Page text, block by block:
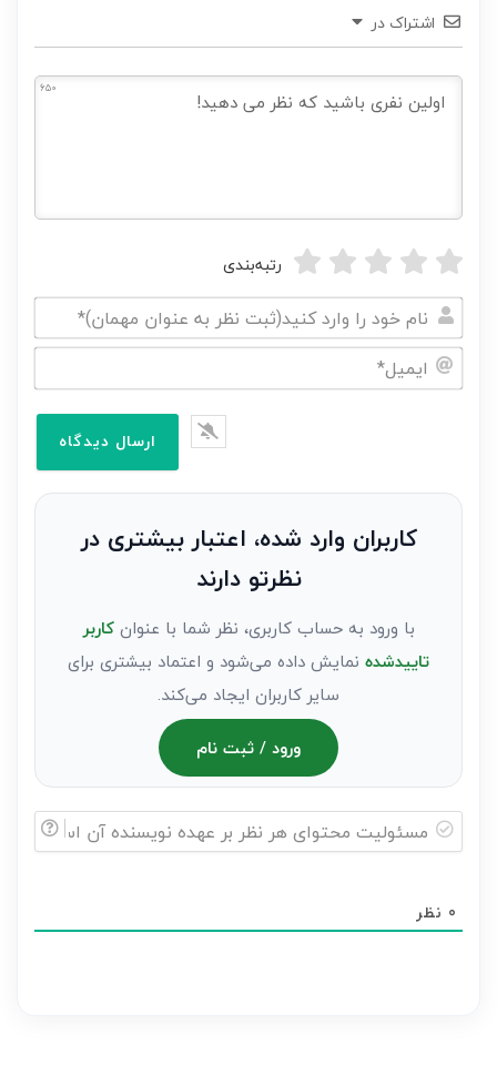
اشتراک در
650
رتبه‌بندی
نام
خود
نظر
کاربران وارد شده، اعتبار بیشتری در
نظرتو دارند
با ورود به حساب کاربری، نظر شما با عنوانکاربر
تاییدشده نمایش داده می‌شود و اعتماد بیشتری برای
سایر کاربران ایجاد می‌کند.
ورود / ثبت نام
هر
0 نظر